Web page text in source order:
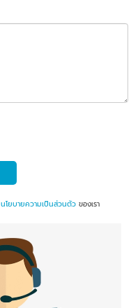
นโยบายความเป็นส่วนตัวของเรา